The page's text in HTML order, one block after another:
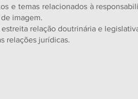
e temas relacionados à
imagem.
relação doutrinária e
relações jurídicas.